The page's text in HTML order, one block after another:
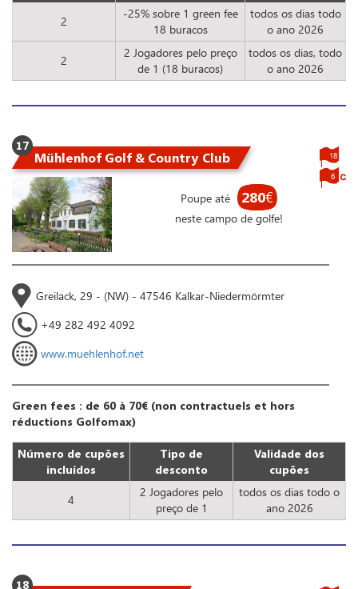
2
-25% sobre 1 green fee
18 buracos
todos os dias todo
o ano 2026
2
2 Jogadores pelo preço
de 1 (18 buracos)
todos os dias, todo
o ano 2026
17
Mühlenhof Golf & Country Club
Poupe até 280€
neste campo de golfe!
18
6
Greilack, 29 - (NW) - 47546 Kalkar-Niedermörmter
+49 282 492 4092
www.muehlenhof.net
Green fees : de 60 à 70€ (non contractuels et hors
réductions Golfomax)
Número de cupões
incluídos
Tipo de
desconto
Validade dos
cupões
4
2 Jogadores pelo
preço de 1
todos os dias todo o
ano 2026
18